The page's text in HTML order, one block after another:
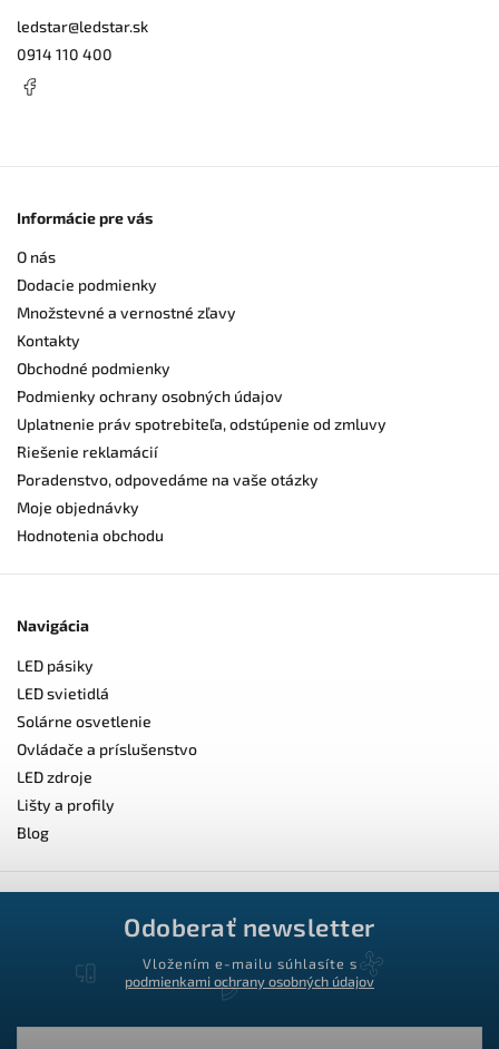
ledstar@ledstar.sk
0914 110 400
Informácie pre vás
O nás
Dodacie podmienky
Množstevné a vernostné zľavy
Kontakty
Obchodné podmienky
Podmienky ochrany osobných údajov
Uplatnenie práv spotrebiteľa, odstúpenie od zmluvy
Riešenie reklamácií
Poradenstvo, odpovedáme na vaše otázky
Moje objednávky
Hodnotenia obchodu
Navigácia
LED pásiky
LED svietidlá
Solárne osvetlenie
Ovládače a príslušenstvo
LED zdroje
Lišty a profily
Blog
Odoberať newsletter
Vložením e-mailu súhlasíte s
podmienkami ochrany osobných údajov